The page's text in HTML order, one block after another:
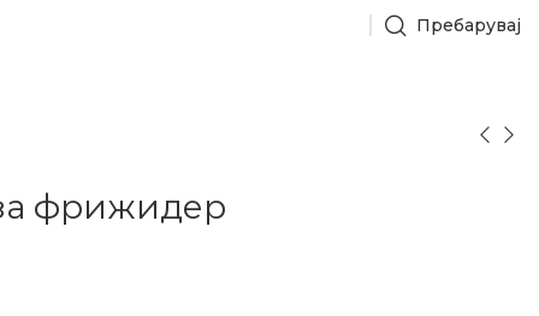
Пребарувај
фрижидер